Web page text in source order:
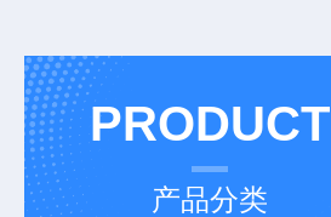
PRODUCT
产品分类